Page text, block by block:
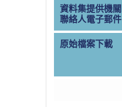
資料集提供機關
聯絡人電子郵件
原始檔案下載